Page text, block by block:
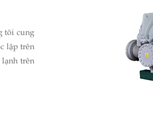
tôi cung
lập trên
trên